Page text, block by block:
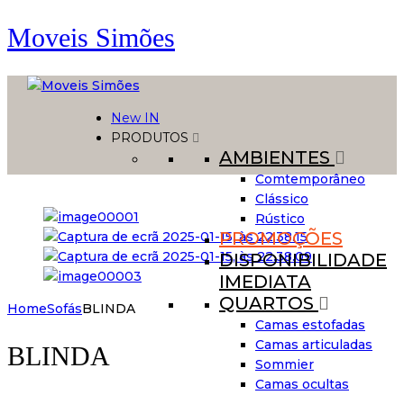
Moveis Simões
New IN
PRODUTOS
AMBIENTES
Comtemporâneo
Clássico
Rústico
PROMOÇÕES
DISPONIBILIDADE
IMEDIATA
QUARTOS
Camas estofadas
Camas articuladas
Sommier
Camas ocultas
HomeSofásBLINDA
BLINDA